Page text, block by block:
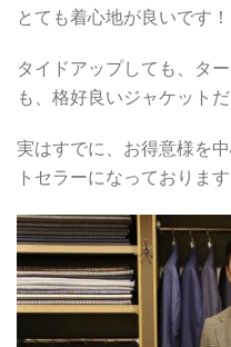
とても着心地が良いです！
タイドアップしても、タ
も、格好良いジャケット
実はすでに、お得意様を
トセラーになっております